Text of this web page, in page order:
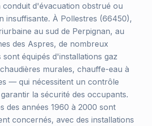
d'évacuation obstrué ou
insuffisante. À Pollestres (66450),
au sud de Perpignan, au
des Aspres, de nombreux
sont équipés d'installations gaz
murales, chauffe-eau à
— qui nécessitent un contrôle
la sécurité des occupants.
des années 1960 à 2000 sont
concernés, avec des installations